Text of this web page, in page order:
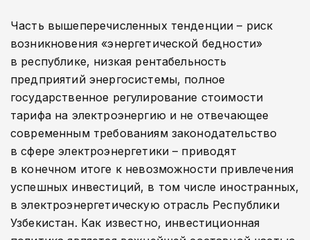
Часть вышеперечисленных тенденции – риск
возникновения «энергетической бедности»
в республике, низкая рентабельность
предприятий энергосистемы, полное
государственное регулирование стоимости
тарифа на электроэнергию и не отвечающее
современным требованиям законодательство
в сфере электроэнергетики – приводят
в конечном итоге к невозможности привлечения
успешных инвестиций, в том числе иностранных,
в электроэнергетическую отрасль Республики
Узбекистан. Как известно, инвестиционная